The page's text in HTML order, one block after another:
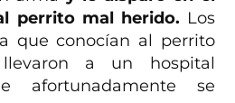
perrito mal herido. Los
que conocían al perrito
a un hospital
afortunadamente se